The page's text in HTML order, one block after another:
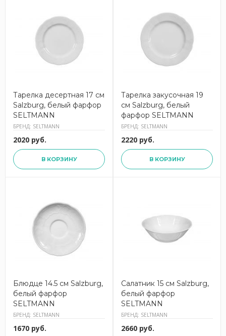
Тарелка десертная 17 см
Salzburg, белый фарфор
SELTMANN
БРЕНД: SELTMANN
2020 руб.
В КОРЗИНУ
Тарелка закусочная 19
см Salzburg, белый
фарфор SELTMANN
БРЕНД: SELTMANN
2220 руб.
В КОРЗИНУ
Блюдце 14.5 см Salzburg,
белый фарфор
SELTMANN
БРЕНД: SELTMANN
1670 руб.
Салатник 15 см Salzburg,
белый фарфор
SELTMANN
БРЕНД: SELTMANN
2660 руб.